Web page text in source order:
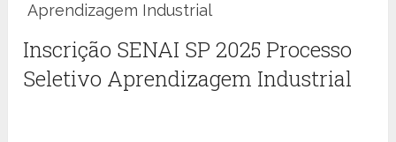
Aprendizagem Industrial
Inscrição SENAI SP 2025 Processo
Seletivo Aprendizagem Industrial